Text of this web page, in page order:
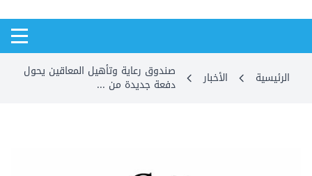
الرئيسية الأخبار صندوق رعاية وتأهيل المعاقين يحول
دفعة جديدة من ...